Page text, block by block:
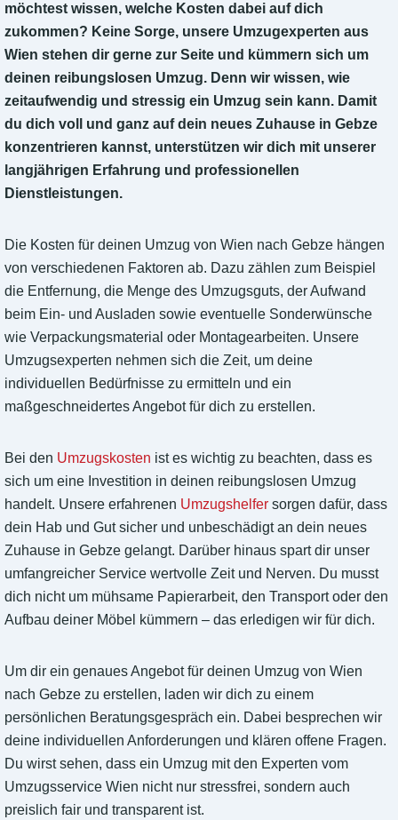
möchtest wissen, welche Kosten dabei auf dich
zukommen? Keine Sorge, unsere Umzugexperten aus
Wien stehen dir gerne zur Seite und kümmern sich um
deinen reibungslosen Umzug. Denn wir wissen, wie
zeitaufwendig und stressig ein Umzug sein kann. Damit
du dich voll und ganz auf dein neues Zuhause in Gebze
konzentrieren kannst, unterstützen wir dich mit unserer
langjährigen Erfahrung und professionellen
Dienstleistungen.
Die Kosten für deinen Umzug von Wien nach Gebze hängen
von verschiedenen Faktoren ab. Dazu zählen zum Beispiel
die Entfernung, die Menge des Umzugsguts, der Aufwand
beim Ein- und Ausladen sowie eventuelle Sonderwünsche
wie Verpackungsmaterial oder Montagearbeiten. Unsere
Umzugsexperten nehmen sich die Zeit, um deine
individuellen Bedürfnisse zu ermitteln und ein
maßgeschneidertes Angebot für dich zu erstellen.
Bei den Umzugskosten ist es wichtig zu beachten, dass es
sich um eine Investition in deinen reibungslosen Umzug
handelt. Unsere erfahrenen Umzugshelfer sorgen dafür, dass
dein Hab und Gut sicher und unbeschädigt an dein neues
Zuhause in Gebze gelangt. Darüber hinaus spart dir unser
umfangreicher Service wertvolle Zeit und Nerven. Du musst
dich nicht um mühsame Papierarbeit, den Transport oder den
Aufbau deiner Möbel kümmern – das erledigen wir für dich.
Um dir ein genaues Angebot für deinen Umzug von Wien
nach Gebze zu erstellen, laden wir dich zu einem
persönlichen Beratungsgespräch ein. Dabei besprechen wir
deine individuellen Anforderungen und klären offene Fragen.
Du wirst sehen, dass ein Umzug mit den Experten vom
Umzugsservice Wien nicht nur stressfrei, sondern auch
preislich fair und transparent ist.